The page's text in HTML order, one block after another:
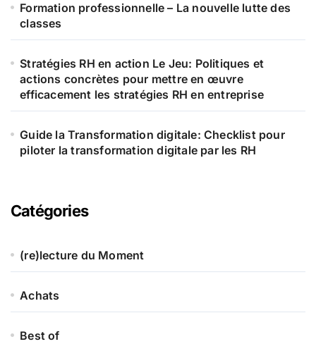
Formation professionnelle – La nouvelle lutte des
classes
Stratégies RH en action Le Jeu: Politiques et
actions concrètes pour mettre en œuvre
efficacement les stratégies RH en entreprise
Guide la Transformation digitale: Checklist pour
piloter la transformation digitale par les RH
Catégories
(re)lecture du Moment
Achats
Best of